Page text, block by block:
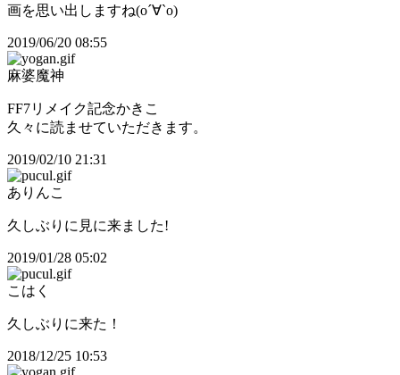
画を思い出しますね(о´∀`о)
2019/06/20 08:55
麻婆魔神
FF7リメイク記念かきこ
久々に読ませていただきます。
2019/02/10 21:31
ありんこ
久しぶりに見に来ました!
2019/01/28 05:02
こはく
久しぶりに来た！
2018/12/25 10:53